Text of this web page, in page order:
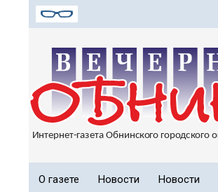
О газете Новости Новости